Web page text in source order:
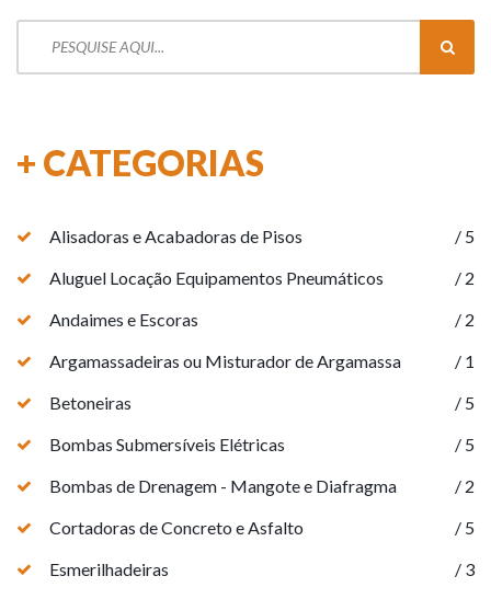
+ CATEGORIAS
Alisadoras e Acabadoras de Pisos
/ 5
Aluguel Locação Equipamentos Pneumáticos
/ 2
Andaimes e Escoras
/ 2
Argamassadeiras ou Misturador de Argamassa
/ 1
Betoneiras
/ 5
Bombas Submersíveis Elétricas
/ 5
Bombas de Drenagem - Mangote e Diafragma
/ 2
Cortadoras de Concreto e Asfalto
/ 5
Esmerilhadeiras
/ 3